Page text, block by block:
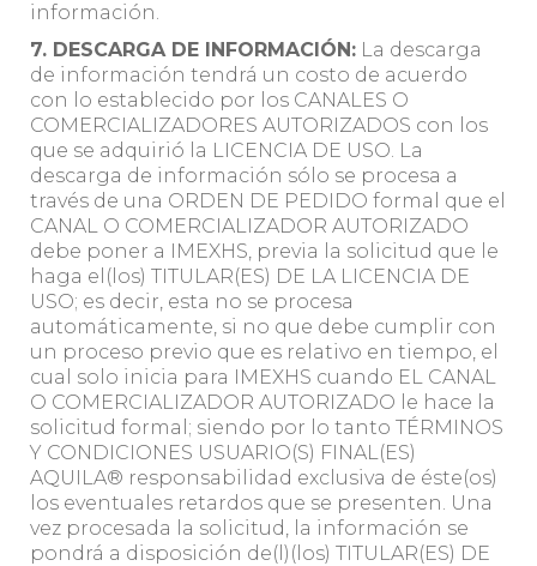
información.
7. DESCARGA DE INFORMACIÓN: La descarga
de información tendrá un costo de acuerdo
con lo establecido por los CANALES O
COMERCIALIZADORES AUTORIZADOS con los
que se adquirió la LICENCIA DE USO. La
descarga de información sólo se procesa a
través de una ORDEN DE PEDIDO formal que el
CANAL O COMERCIALIZADOR AUTORIZADO
debe poner a IMEXHS, previa la solicitud que le
haga el(los) TITULAR(ES) DE LA LICENCIA DE
USO; es decir, esta no se procesa
automáticamente, si no que debe cumplir con
un proceso previo que es relativo en tiempo, el
cual solo inicia para IMEXHS cuando EL CANAL
O COMERCIALIZADOR AUTORIZADO le hace la
solicitud formal; siendo por lo tanto TÉRMINOS
Y CONDICIONES USUARIO(S) FINAL(ES)
AQUILA® responsabilidad exclusiva de éste(os)
los eventuales retardos que se presenten. Una
vez procesada la solicitud, la información se
pondrá a disposición de(l)(los) TITULAR(ES) DE